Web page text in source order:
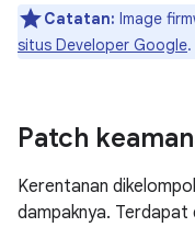
Catatan: Image
situs Developer Google.
Patch
Kerentanan
dampaknya. Terdapat